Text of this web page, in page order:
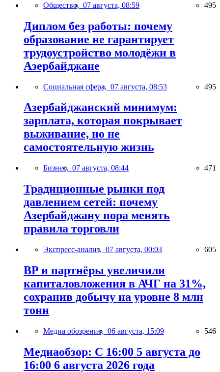
Общество, 07 августа, 08:59 495
Диплом без работы: почему
образование не гарантирует
трудоустройство молодёжи в
Азербайджане
Социальная сфера, 07 августа, 08:53 495
Азербайджанский минимум:
зарплата, которая покрывает
выживание, но не
самостоятельную жизнь
Бизнес, 07 августа, 08:44 471
Традиционные рынки под
давлением сетей: почему
Азербайджану пора менять
правила торговли
Экспресс-анализ, 07 августа, 00:03 605
BP и партнёры увеличили
капиталовложения в АЧГ на 31%,
сохранив добычу на уровне 8 млн
тонн
Медиа обозрение, 06 августа, 15:09 546
Медиаобзор: С 16:00 5 августа до
16:00 6 августа 2026 года